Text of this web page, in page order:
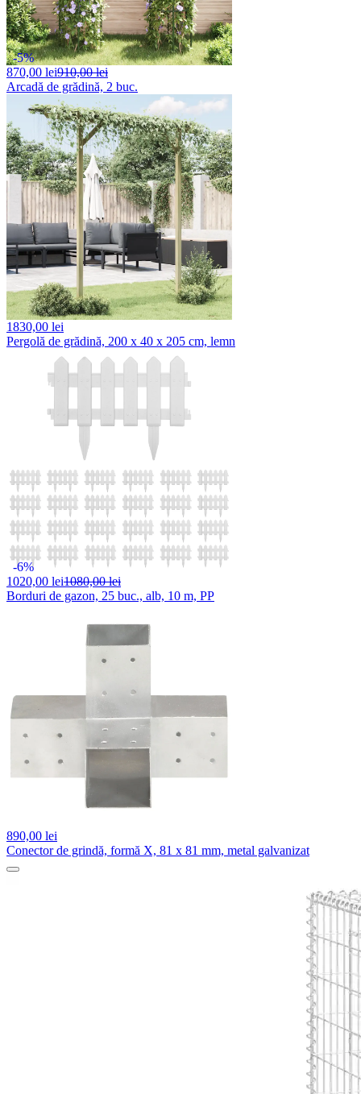
-5%
870,00 lei910,00 lei
Arcadă de grădină, 2 buc.
1830,00 lei
Pergolă de grădină, 200 x 40 x 205 cm, lemn
-6%
1020,00 lei1080,00 lei
Borduri de gazon, 25 buc., alb, 10 m, PP
890,00 lei
Conector de grindă, formă X, 81 x 81 mm, metal galvanizat